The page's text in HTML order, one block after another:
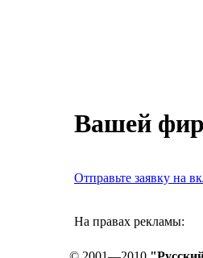
Вашей
Отправьте заявку на
На правах рекламы: